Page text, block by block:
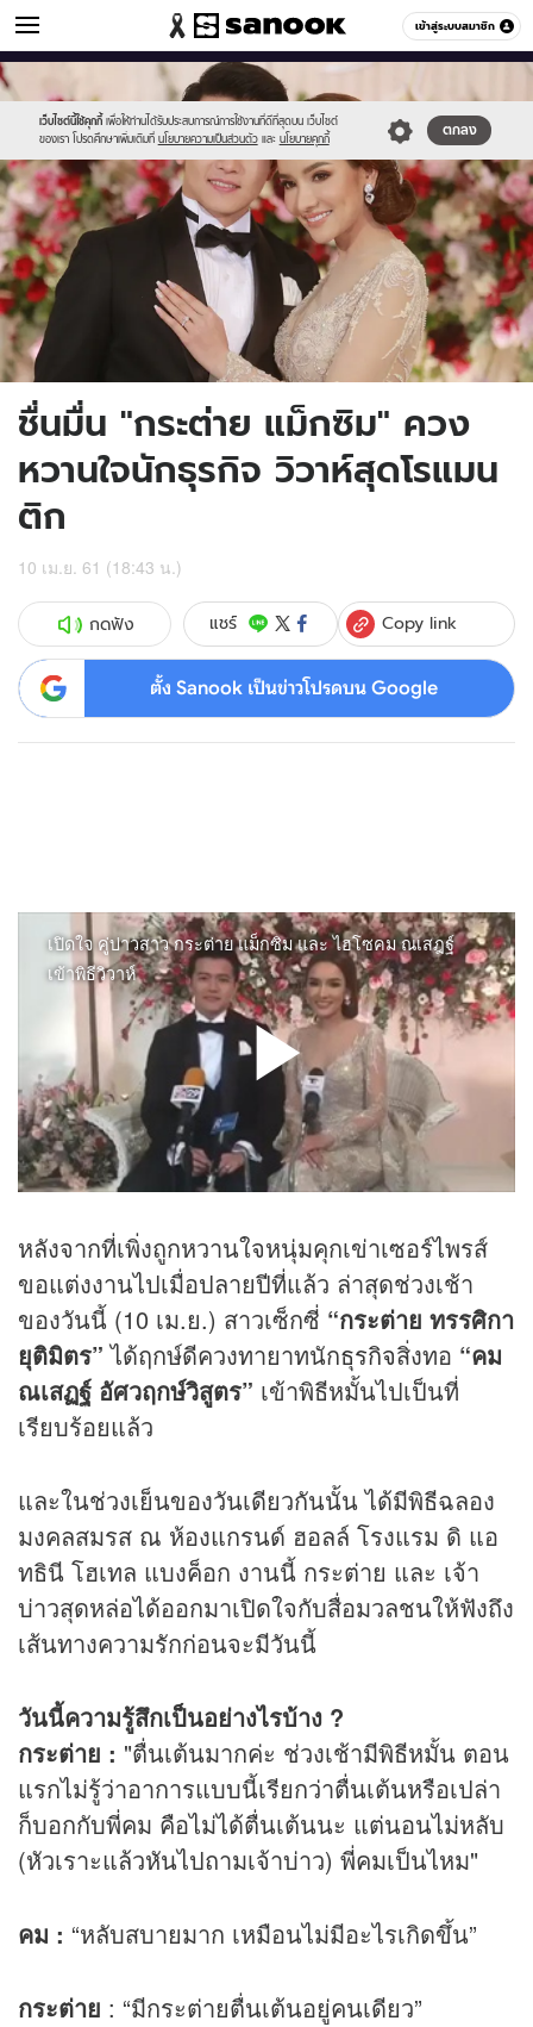
เข้าสู่ระบบสมาชิก
ข่าวบันเทิง หมวดอื่นๆ
เว็บไซต์นี้ใช้คุกกี้ เพื่อให้ท่านได้รับประสบการณ์การใช้งานที่ดีที่สุดบน เว็บไซต์
ของเรา โปรดศึกษาเพิ่มเติมที่ นโยบายความเป็นส่วนตัว และ นโยบายคุกกี้
ตกลง
//s.isanook.com/sr/0/images/logo-
new-
sanook.png
//s.isanook.com/ns/0/ud/1201/6009894/1.jpg
ชื่นมื่น "กระต่าย แม็กซิม" ควง
หวานใจนักธุรกิจ วิวาห์สุดโรแมน
ติก
10 เม.ย. 61 (18:43 น.)
กดฟัง แชร์ Copy link
ตั้ง Sanook เป็นข่าวโปรดบน Google
หลังจากที่เพิ่งถูกหวานใจหนุ่มคุกเข่าเซอร์ไพรส์
ขอแต่งงานไปเมื่อปลายปีที่แล้ว ล่าสุดช่วงเช้า
ของวันนี้ (10 เม.ย.) สาวเซ็กซี่ “กระต่าย ทรรศิกา
ยุติมิตร”ได้ฤกษ์ดีควงทายาทนักธุรกิจสิ่งทอ “คม
ณเสฏฐ์ อัศวฤกษ์วิสูตร” เข้าพิธีหมั้นไปเป็นที่
เรียบร้อยแล้ว
และในช่วงเย็นของวันเดียวกันนั้น ได้มีพิธีฉลอง
มงคลสมรส ณ ห้องแกรนด์ ฮอลล์ โรงแรม ดิ แอ
ทธินี โฮเทล แบงค็อก งานนี้ กระต่าย และ เจ้า
บ่าวสุดหล่อได้ออกมาเปิดใจกับสื่อมวลชนให้ฟังถึง
เส้นทางความรักก่อนจะมีวันนี้
วันนี้ความรู้สึกเป็นอย่างไรบ้าง ?
กระต่าย : "ตื่นเต้นมากค่ะ ช่วงเช้ามีพิธีหมั้น ตอน
แรกไม่รู้ว่าอาการแบบนี้เรียกว่าตื่นเต้นหรือเปล่า
ก็บอกกับพี่คม คือไม่ได้ตื่นเต้นนะ แต่นอนไม่หลับ
(หัวเราะแล้วหันไปถามเจ้าบ่าว) พี่คมเป็นไหม"
คม : “หลับสบายมาก เหมือนไม่มีอะไรเกิดขึ้น”
กระต่าย : “มีกระต่ายตื่นเต้นอยู่คนเดียว”